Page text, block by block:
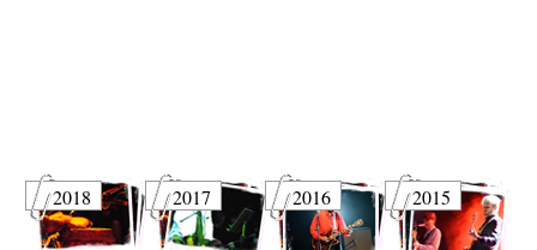
2018 2017 2016 2015